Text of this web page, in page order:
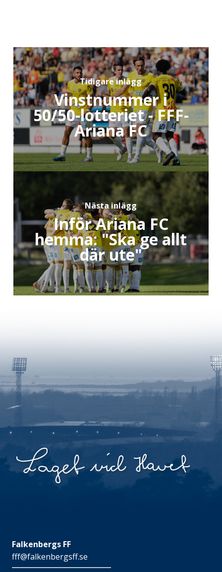
Tidigare inlägg
Vinstnummer i
50/50-lotteriet - FFF-
Ariana FC
Nästa inlägg
Inför Ariana FC
hemma: "Ska ge allt
där ute"
Falkenbergs FF
fff@falkenbergsff.se